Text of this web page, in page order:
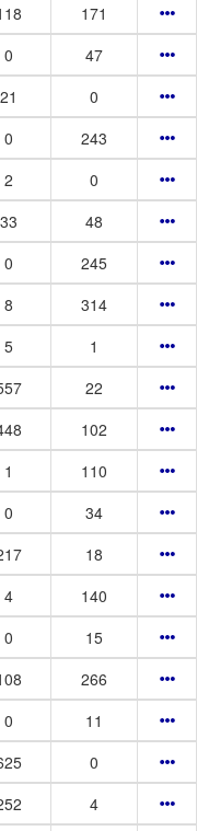
171
0
47
21
0
0
243
2
0
33
48
0
245
8
314
5
1
22
102
1
110
0
34
18
4
140
0
15
266
0
11
0
4